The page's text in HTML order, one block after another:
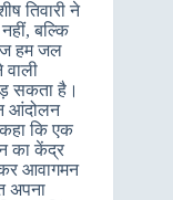
तिवारी ने
बल्कि
हम जल
वाली
सकता है।
आंदोलन
कहा कि एक
का केंद्र
आवागमन
अपना